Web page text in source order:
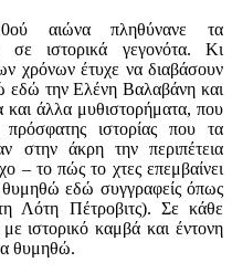
αιώνα πληθύνανε τα
σε ιστορικά γεγονότα. Κι
χρόνων έτυχε να διαβάσουν
εδώ την Ελένη Βαλαβάνη και
και άλλα μυθιστορήματα, που
ιστορίας που τα
στην άκρη την περιπέτεια
– το πώς το χτες επεμβαίνει
εδώ συγγραφείς όπως
Λότη Πέτροβιτς). Σε κάθε
ιστορικό καμβά και έντονη
θυμηθώ.